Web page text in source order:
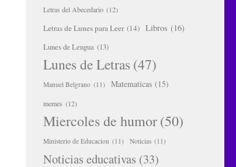
Letras del Abecedario (12)
Letras de Lunes para Leer (14) Libros (16)
Lunes de Lengua (13)
Lunes de Letras (47)
Manuel Belgrano (11) Matematicas (15)
memes (12)
Miercoles de humor(50)
Ministerio de Educacion (11) Noticias (11)
Noticias educativas (33)